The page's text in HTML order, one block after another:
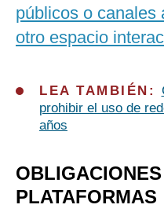
públicos o canales
otro espacio
LEA TAMBIÉN:
prohibir el uso de
años
PLATAFORMAS